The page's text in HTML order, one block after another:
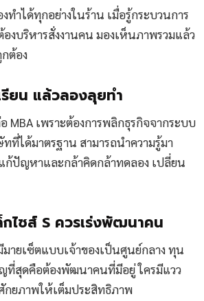
ทำได้ทุกอย่างในร้าน เมื่อรู้กระบวนการ
องบริหารสั่งงานคน มองเห็นภาพรวมแล้ว
ต้อง
รียน แล้วลองลุยทำ
MBA เพราะต้องการพลิกธุรกิจจากระบบ
ที่ได้มาตรฐาน สามารถนำความรู้มา
ปัญหาและกล้าคิดกล้าทดลอง เปลี่ยน
กไซส์ S ควรเร่งพัฒนาคน
มายเซ็ตแบบเจ้าของเป็นศูนย์กลาง ทุน
ญที่สุดคือต้องพัฒนาคนที่มีอยู่ ใครมีแวว
ศักยภาพให้เต็มประสิทธิภาพ